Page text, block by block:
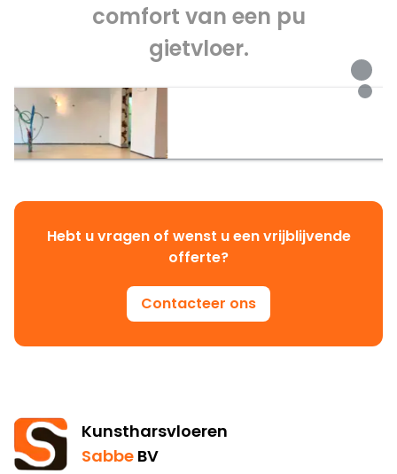
comfort van een pu
gietvloer.
Hebt u vragen of wenst u een vrijblijvende
offerte?
Contacteer ons
Kunstharsvloeren
Sabbe BV